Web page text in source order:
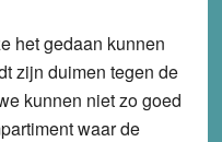
het gedaan kunnen
zijn duimen tegen de
kunnen niet zo goed
waar de